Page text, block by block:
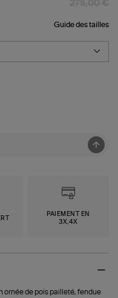
Guide des tailles
PAIEMENT EN
3X,4X
ornée de pois pailleté, fendue